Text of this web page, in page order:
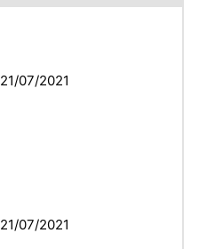
21/07/2021
21/07/2021